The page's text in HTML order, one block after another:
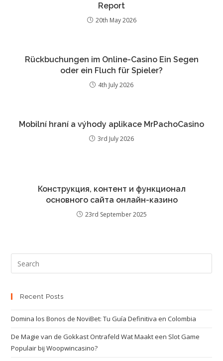
Report
20th May 2026
Rückbuchungen im Online-Casino Ein Segen
oder ein Fluch für Spieler?
4th July 2026
Mobilní hraní a výhody aplikace MrPachoCasino
3rd July 2026
Конструкция, контент и функционал
основного сайта онлайн-казино
23rd September 2025
Recent Posts
Domina los Bonos de NoviBet: Tu Guía Definitiva en Colombia
De Magie van de Gokkast Ontrafeld Wat Maakt een Slot Game
Populair bij Woopwincasino?